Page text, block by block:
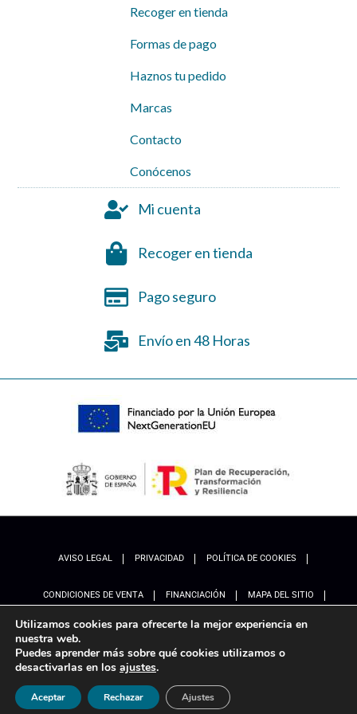
Recoger en tienda
Formas de pago
Haznos tu pedido
Marcas
Contacto
Conócenos
Mi cuenta
Recoger en tienda
Pago seguro
Envío en 48 Horas
AVISO LEGAL PRIVACIDAD POLÍTICA DE COOKIES
CONDICIONES DE VENTA FINANCIACIÓN MAPA DEL SITIO
AJUSTES
Marketing Ladinamo
Utilizamos cookies para ofrecerte la mejor experiencia en
nuestra web.
Puedes aprender más sobre qué cookies utilizamos o
desactivarlas en los ajustes.
Aceptar Rechazar Ajustes